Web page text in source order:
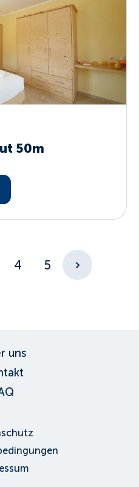
50m
4 5
uns